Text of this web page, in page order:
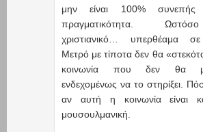
μην είναι 100%
πραγματικότητα.
χριστιανικό… υπερθέαμα
Μετρό με τίποτα δεν θα
κοινωνία που δεν θα
ενδεχομένως να το στηρίξει.
αν αυτή η κοινωνία είναι
μουσουλμανική.